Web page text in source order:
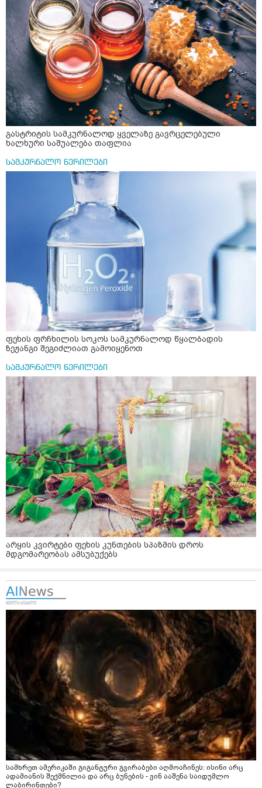
წავიკითხე რომ თუ არ ადუღდა კურკუმა წყალში, მაშინ
შეიცავო დიდი ოდენობით ოქსალატებს და თირკმელში
გააჩენსო კენჭებს. ზუსტად ვერ გავიგე როგორ
მოვამზადო უსაფრთხოდ. 2) მეორე ვარიანტი
მაინტერესებს რძესთან ერთად მიღება: რძეში ჩავყარო
ერთი სუფრის კოვზის მეოთხედი ფხვნილი კურკუმა და
ჩავყარო ცოტა შავი პილპილი და ავადუღო თუ ჯერ რძე
ავადუღო, ცოტა გათბეს და მერე ჩავყარო კურკუმა? და
საღამოს ვახშამზე რომ მივიღო თუ შეიძლება? P.S მიზანი
არის ანთების საწინააღმდეგო,ანტიოქსიდანტური და
დამამშვიდებელი( მშვიდი ძილისთვის)
გასტრიტის სამკურნალოდ ყველაზე გავრცელებული
ხალხური საშუალება თაფლია
სამკურნალო წერილები
ფეხის ფრჩხილის სოკოს სამკურნალოდ წყალბადის
ზეჟანგი შეგიძლიათ გამოიყენოთ
სამკურნალო წერილები
არყის კვირტები ფეხის კუნთების სპაზმის დროს
მდგომარეობას ამსუბუქებს
სამხრეთ ამერიკაში გიგანტური გვირაბები აღმოაჩინეს: ისინი არც
ადამიანის შექმნილია და არც ბუნების - ვინ ააშენა საიდუმლო
ლაბირინთები?